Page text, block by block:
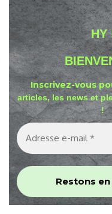
HY
Inscrivez-vous
articles, les news et
!